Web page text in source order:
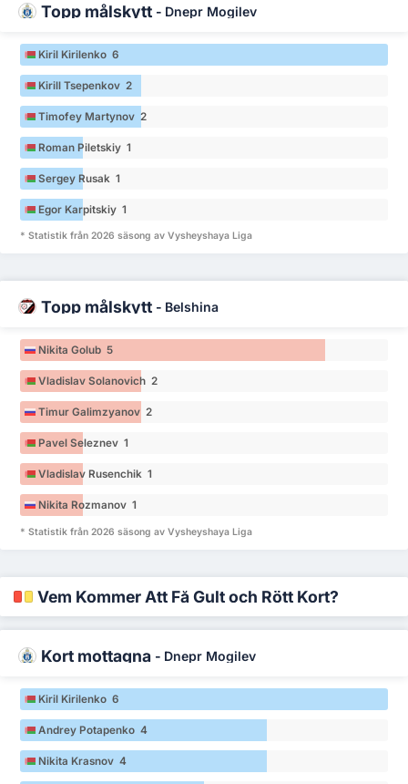
Topp målskytt - Dnepr Mogilev
Kiril Kirilenko 6
Kirill Tsepenkov 2
Timofey Martynov 2
Roman Piletskiy 1
Sergey Rusak 1
Egor Karpitskiy 1
* Statistik från 2026 säsong av Vysheyshaya Liga
Topp målskytt - Belshina
Nikita Golub 5
Vladislav Solanovich 2
Timur Galimzyanov 2
Pavel Seleznev 1
Vladislav Rusenchik 1
Nikita Rozmanov 1
* Statistik från 2026 säsong av Vysheyshaya Liga
Vem Kommer Att Få Gult och Rött Kort?
Kort mottagna - Dnepr Mogilev
Kiril Kirilenko 6
Andrey Potapenko 4
Nikita Krasnov 4